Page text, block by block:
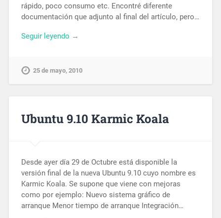
rápido, poco consumo etc. Encontré diferente
documentación que adjunto al final del artículo, pero…
Seguir leyendo →
25 de mayo, 2010
Ubuntu 9.10 Karmic Koala
Desde ayer día 29 de Octubre está disponible la
versión final de la nueva Ubuntu 9.10 cuyo nombre es
Karmic Koala. Se supone que viene con mejoras
como por ejemplo: Nuevo sistema gráfico de
arranque Menor tiempo de arranque Integración…